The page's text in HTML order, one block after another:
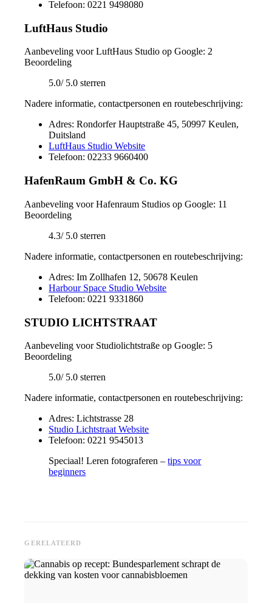
Telefoon: 0221 9498080
LuftHaus Studio
Aanbeveling voor LuftHaus Studio op Google: 2
Beoordeling
5.0/ 5.0 sterren
Nadere informatie, contactpersonen en routebeschrijving:
Adres: Rondorfer Hauptstraße 45, 50997 Keulen,
Duitsland
LuftHaus Studio Website
Telefoon: 02233 9660400
HafenRaum GmbH & Co. KG
Aanbeveling voor Hafenraum Studios op Google: 11
Beoordeling
4.3/ 5.0 sterren
Nadere informatie, contactpersonen en routebeschrijving:
Adres: Im Zollhafen 12, 50678 Keulen
Harbour Space Studio Website
Telefoon: 0221 9331860
STUDIO LICHTSTRAAT
Aanbeveling voor Studiolichtstraße op Google: 5
Beoordeling
5.0/ 5.0 sterren
Nadere informatie, contactpersonen en routebeschrijving:
Adres: Lichtstrasse 28
Studio Lichtstraat Website
Telefoon: 0221 9545013
Speciaal! Leren fotograferen –tips voor
beginners
GERELATEERD